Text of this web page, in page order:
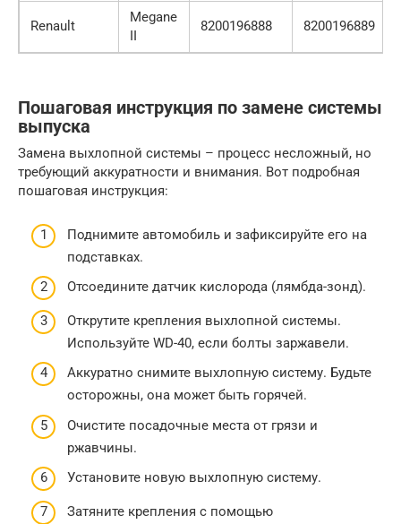
Renault
Megane
8200196888 8200196889
Пошаговая инструкция по замене системы
выпуска
Замена выхлопной системы – процесс несложный, но
требующий аккуратности и внимания. Вот подробная
пошаговая инструкция:
Поднимите автомобиль и зафиксируйте его на
подставках.
Отсоедините датчик кислорода (лямбда-зонд).
Открутите крепления выхлопной системы.
Используйте WD-40, если болты заржавели.
Аккуратно снимите выхлопную систему. Будьте
осторожны, она может быть горячей.
Очистите посадочные места от грязи и
ржавчины.
Установите новую выхлопную систему.
Затяните крепления с помощью